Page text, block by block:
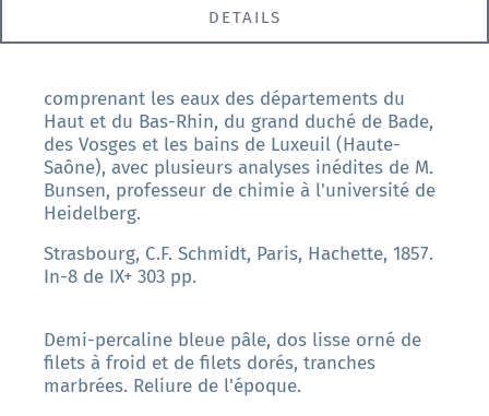
DETAILS
comprenant les eaux des départements du
Haut et du Bas-Rhin, du grand duché de Bade,
des Vosges et les bains de Luxeuil (Haute-
Saône), avec plusieurs analyses inédites de M.
Bunsen, professeur de chimie à l'université de
Heidelberg.
Strasbourg, C.F. Schmidt, Paris, Hachette, 1857.
In-8 de IX+ 303 pp.
Demi-percaline bleue pâle, dos lisse orné de
filets à froid et de filets dorés, tranches
marbrées. Reliure de l'époque.